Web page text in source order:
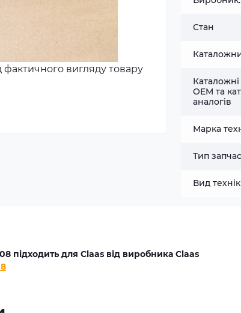
фактичного вигляду товару
Стан
OEM та
аналогів
Марка
Тип
Вид
підходить для Claas від виробника Claas